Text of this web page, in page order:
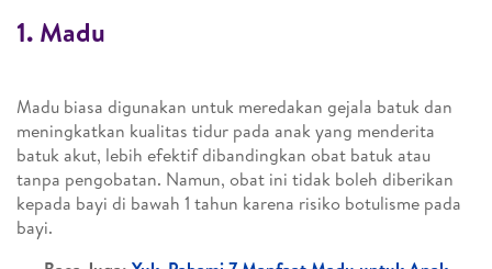
1. Madu
Madu biasa digunakan untuk meredakan gejala batuk dan
meningkatkan kualitas tidur pada anak yang menderita
batuk akut, lebih efektif dibandingkan obat batuk atau
tanpa pengobatan. Namun, obat ini tidak boleh diberikan
kepada bayi di bawah 1 tahun karena risiko botulisme pada
bayi.